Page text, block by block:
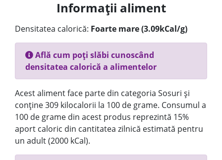
Informații aliment
Densitatea calorică: Foarte mare (3.09kCal/g)
Află cum poți slăbi cunoscând
densitatea calorică a alimentelor
Acest aliment face parte din categoria Sosuri și
conține 309 kilocalorii la 100 de grame. Consumul a
100 de grame din acest produs reprezintă 15%
aport caloric din cantitatea zilnică estimată pentru
un adult (2000 kCal).